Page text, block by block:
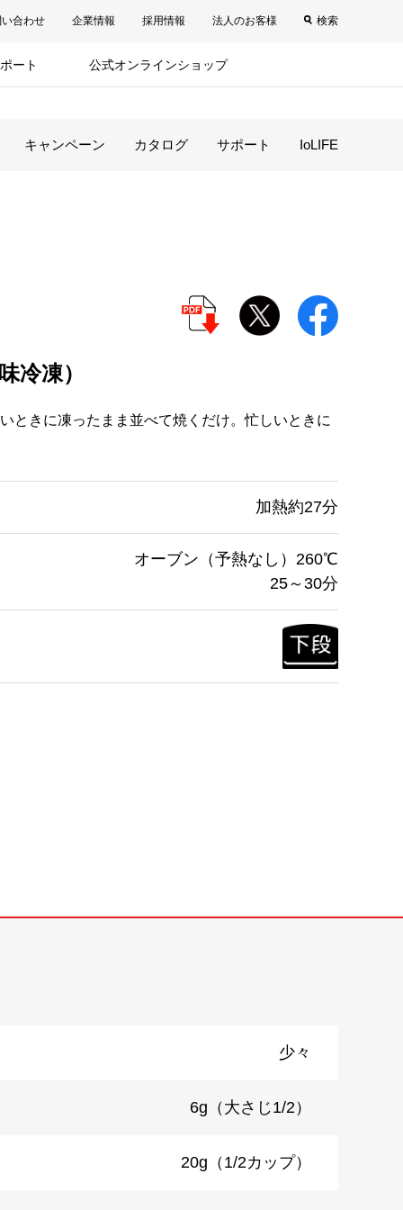
合わせ 企業情報 採用情報 法人のお客様 検索
ート 公式オンラインショップ
キャンペーン カタログ サポート IoLIFE
冷凍）
ときに凍ったまま並べて焼くだけ。忙しいときに
加熱約27分
オーブン（予熱なし）260℃
25～30分
少々
6g（大さじ1/2）
20g（1/2カップ）